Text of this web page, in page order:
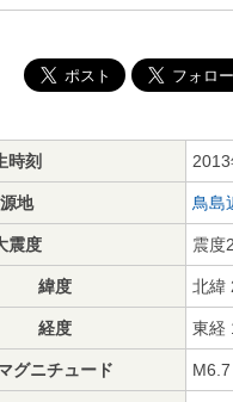
時刻
地 鳥島
震度 震度2
緯度 北緯
経度 東経
グニチュード M6.7